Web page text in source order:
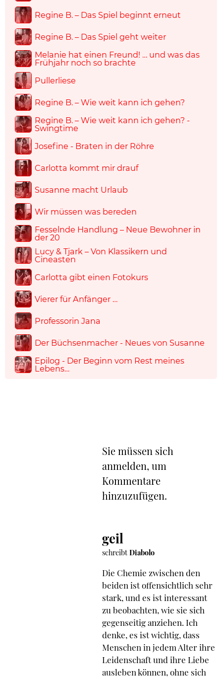
Regine B. – Das Spiel beginnt erneut
Regine B. – Das Spiel geht weiter
Melanie hat einen Freund! … und was das
Frühjahr noch so brachte
Pullerliese
Regine B. – Wie weit kann ich gehen?
Regine B. – Wie weit kann ich gehen? -
Swingtime
Josefine - Braten in der Röhre
Carlotta kommt mir drauf
Susanne macht Urlaub
Wir müssen was bereden
Fesselnde Handlung – Neue Bewohner in
der 20
Lucy & Tjark – Von Klassikern und
Cineasten
Carlotta gibt einen Fotokurs
Vierer für Anfänger …
Professorin Jana
Der Büchsenmacher - Neues von Susanne
Epilog - Der Beginn vom Rest meines
Lebens…
Sie müssen sich
anmelden, um
Kommentare
hinzuzufügen.
geil
schreibtDiabolo
Die Chemie zwischen den
beiden ist offensichtlich sehr
stark, und es ist interessant
zu beobachten, wie sie sich
gegenseitig anziehen. Ich
denke, es ist wichtig, dass
Menschen in jedem Alter ihre
Leidenschaft und ihre Liebe
ausleben können, ohne sich